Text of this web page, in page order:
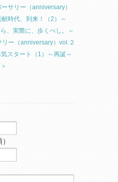
サリー（anniversary）
時代、到来！（2）～
、実際に、歩くべし。～
リー（anniversary）vol.２
スタート（1）～再誕～
＞